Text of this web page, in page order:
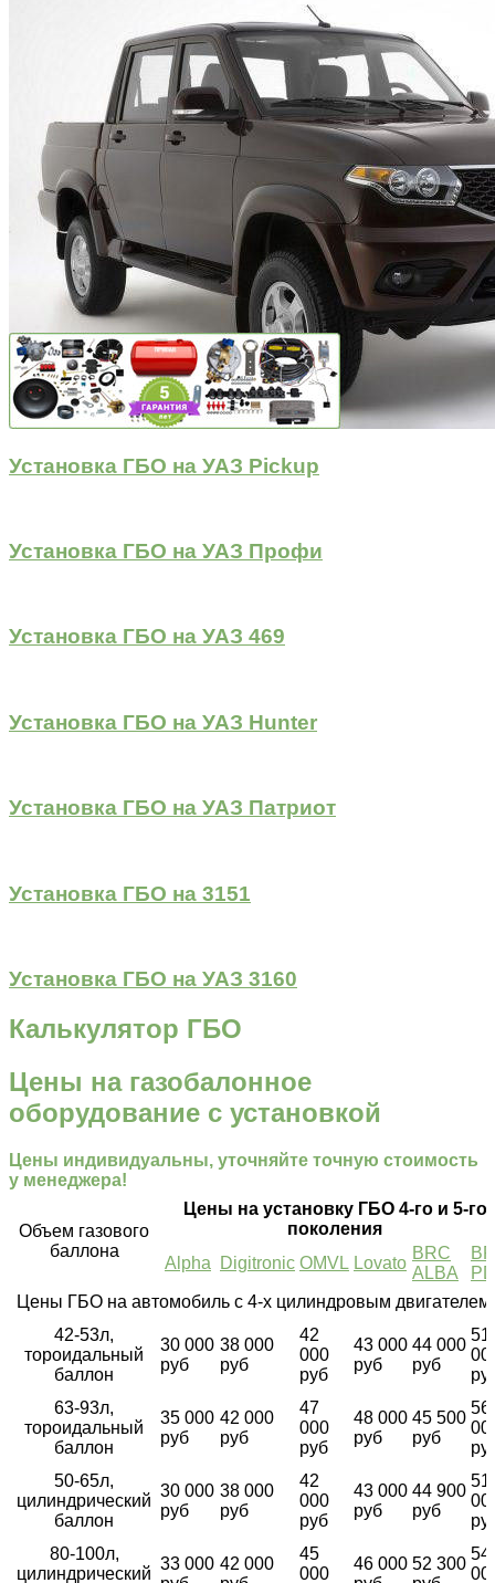
Установка ГБО на УАЗ Pickup
Установка ГБО на УАЗ Профи
Установка ГБО на УАЗ 469
Установка ГБО на УАЗ Hunter
Установка ГБО на УАЗ Патриот
Установка ГБО на 3151
Установка ГБО на УАЗ 3160
Калькулятор ГБО
Цены на газобалонное
оборудование с установкой
Цены индивидуальны, уточняйте точную стоимость
у менеджера!
Объем газового
баллона
Цены на установку ГБО 4-го и 5-го
поколения
Alpha
Digitronic OMVL Lovato
BRC
ALBA
PD
Цены ГБО на автомобиль с 4-х цилиндровым двигателем
42-53л,
тороидальный
баллон
30 000
руб
38 000
руб
42
000
руб
43 000
руб
44 000
руб
51
63-93л,
тороидальный
баллон
35 000
руб
42 000
руб
47
000
руб
48 000
руб
45 500
руб
56
50-65л,
цилиндрический
баллон
30 000
руб
38 000
руб
42
000
руб
43 000
руб
44 900
руб
51
80-100л,
цилиндрический
33 000 42 000
45
000
46 000 52 300
54